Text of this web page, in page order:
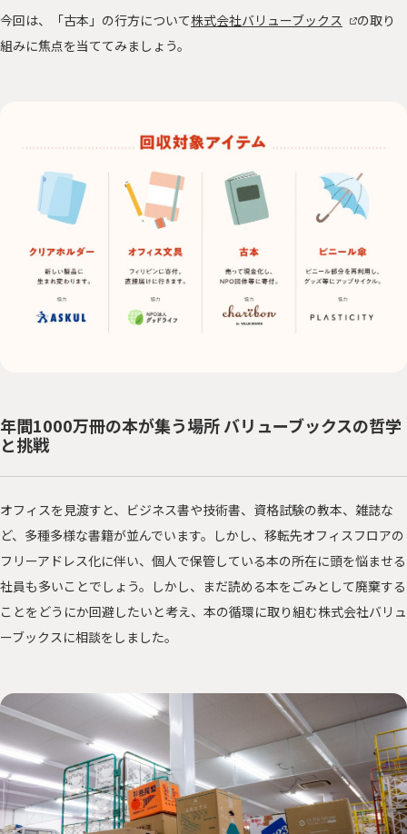
今回は、「古本」の行方について株式会社バリューブックス
の取り
組みに焦点を当ててみましょう。
年間1000万冊の本が集う場所 バリューブックスの哲学
と挑戦
オフィスを見渡すと、ビジネス書や技術書、資格試験の教本、雑誌な
ど、多種多様な書籍が並んでいます。しかし、移転先オフィスフロアの
フリーアドレス化に伴い、個人で保管している本の所在に頭を悩ませる
社員も多いことでしょう。しかし、まだ読める本をごみとして廃棄する
ことをどうにか回避したいと考え、本の循環に取り組む株式会社バリュ
ーブックスに相談をしました。